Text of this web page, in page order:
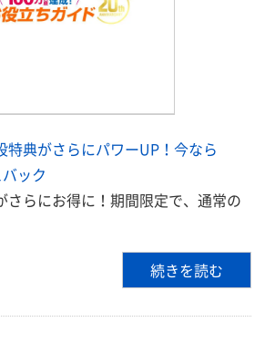
特典がさらにパワーUP！今なら
ック
さらにお得に！期間限定で、通常の
続きを読む